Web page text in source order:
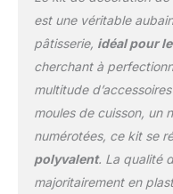
est une véritable
pâtisserie, idéal pour
cherchant à
multitude
moules de cuisson, un
numérotées, ce kit se
polyvalent. La qualité
majoritairement en